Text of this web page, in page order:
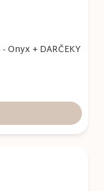
Onyx + DARČEKY